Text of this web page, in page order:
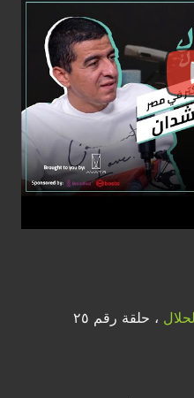
، حلقة رقم ٢٥